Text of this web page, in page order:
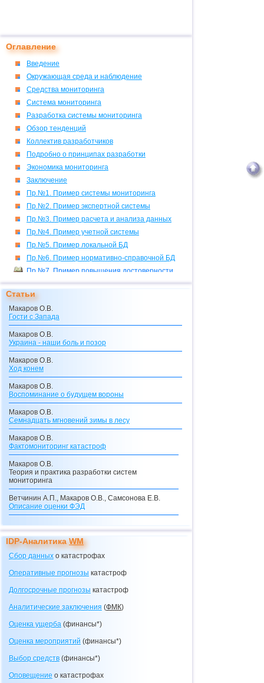
Оглавление
Введение
Окружающая среда и наблюдение
Средства мониторинга
Система мониторинга
Разработка системы мониторинга
Обзор тенденций
Коллектив разработчиков
Подробно о принципах разработки
Экономика мониторинга
Заключение
Пр.№1. Пример системы мониторинга
Пр.№2. Пример экспертной системы
Пр.№3. Пример расчета и анализа данных
Пр.№4. Пример учетной системы
Пр.№5. Пример локальной БД
Пр.№6. Пример нормативно-справочной БД
Пр.№7. Пример повышения достоверности
Пр.№8. Пример отчета
Пр.№9. Примеры функциональных
расширений
Статьи
Макаров О.В.
Гости с Запада
Макаров О.В.
Украина - наши боль и позор
Макаров О.В.
Ход конем
Макаров О.В.
Воспоминание о будущем вороны
Макаров О.В.
Семнадцать мгновений зимы в лесу
Макаров О.В.
Фактомониторинг катастроф
Макаров О.В.
Теория и практика разработки систем
мониторинга
Ветчинин А.П., Макаров О.В., Самсонова Е.В.
Описание оценки ФЭД
Макаров О.В., Самсонова Е.В.
Описание кредитного калькулятора
Макаров О.В.
Видения с перевоплощениями
Макаров О.В.
"Ксанф, выпей море!"(взгляд со стороны на
Просто катастрофа!
Маслов А.В.
IDP-АналитикаWM
Сбор данных о катастрофах
Оперативные прогнозы катастроф
Долгосрочные прогнозы катастроф
Аналитические заключения (ФМК)
Оценка ущерба (финансы*)
Оценка мероприятий (финансы*)
Выбор средств (финансы*)
Оповещение о катастрофах